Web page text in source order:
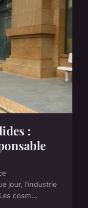
:
jour, l'industrie
cosm...